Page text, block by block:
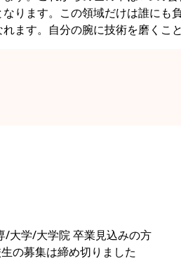
ります。この領域だけは誰に
ます。自分の腕に技術を磨く
/大学/大学院 卒業見込みの方
の募集は締め切りました